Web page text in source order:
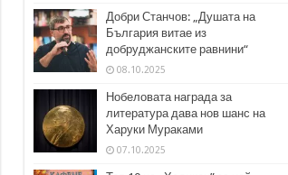
Добри Станчов: „Душата на
България витае из
добруджанските равнини“
08.10.2025
Нобеловата награда за
литература дава нов шанс на
Харуки Мураками
07.10.2025